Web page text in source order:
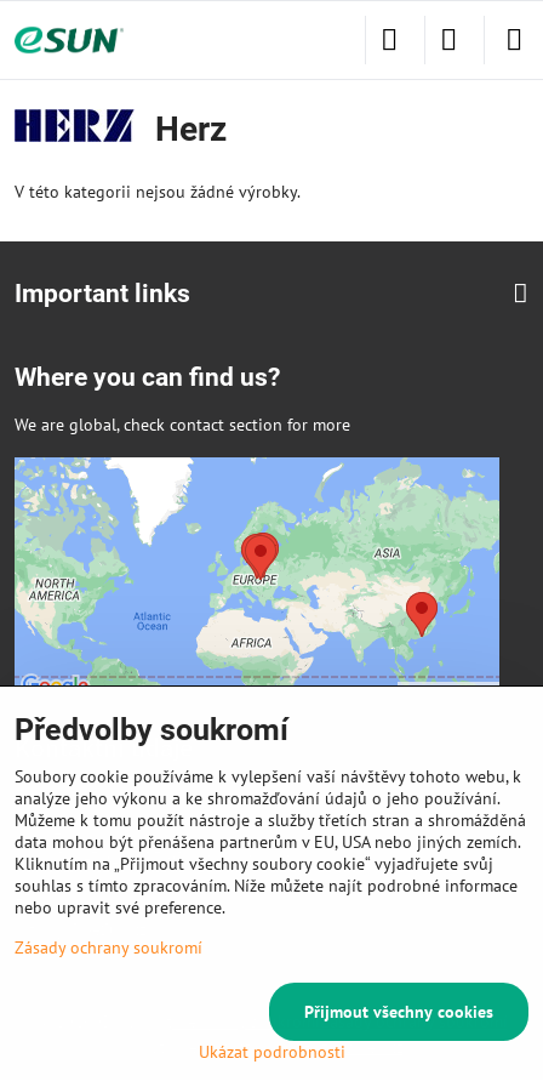
Herz
V této kategorii nejsou žádné výrobky.
Important links
Where you can find us?
We are global, check contact section for more
Externí obsah je blokován Volbami
soukromí
Přejete si načíst externí obsah?
Povolit a zapamatovat - souhlas s druhem cookie:
Funkční
Kontaktní údaje
FIBER3D Co., limited
Phone:
+86 131 4701 8937 (China) - hlavní sídlo
E-mail:
Předvolby soukromíZásady ochrany soukromí
Vytvořeno systémem:ByznysWeb.cz
Předvolby soukromí
Soubory cookie používáme k vylepšení vaší návštěvy tohoto webu, k
analýze jeho výkonu a ke shromažďování údajů o jeho používání.
Můžeme k tomu použít nástroje a služby třetích stran a shromážděná
data mohou být přenášena partnerům v EU, USA nebo jiných zemích.
Kliknutím na „Přijmout všechny soubory cookie“ vyjadřujete svůj
souhlas s tímto zpracováním. Níže můžete najít podrobné informace
nebo upravit své preference.
Zásady ochrany soukromí
Ukázat podrobnosti
Přijmout všechny cookies